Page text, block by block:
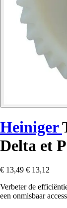
Heiniger
Delta et
€ 13,49 € 13,12
Verbeter de
een onmisbaar